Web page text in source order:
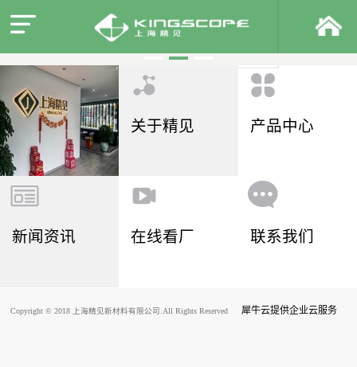
关于精见 产品中心
新闻资讯 在线看厂 联系我们
Copyright © 2018 上海精见新材料有限公司.All Rights Reserved 犀牛云提供企业云服务